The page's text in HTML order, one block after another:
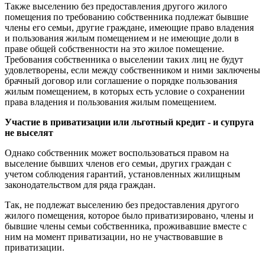
Также выселению без предоставления другого жилого
помещения по требованию собственника подлежат бывшие
члены его семьи, другие граждане, имеющие право владения
и пользования жилым помещением и не имеющие доли в
праве общей собственности на это жилое помещение.
Требования собственника о выселении таких лиц не будут
удовлетворены, если между собственником и ними заключены
брачный договор или соглашение о порядке пользования
жилым помещением, в которых есть условие о сохранении
права владения и пользования жилым помещением.
Участие в приватизации или льготный кредит - и супруга
не выселят
Однако собственник может воспользоваться правом на
выселение бывших членов его семьи, других граждан с
учетом соблюдения гарантий, установленных жилищным
законодательством для ряда граждан.
Так, не подлежат выселению без предоставления другого
жилого помещения, которое было приватизировано, члены и
бывшие члены семьи собственника, проживавшие вместе с
ним на момент приватизации, но не участвовавшие в
приватизации.